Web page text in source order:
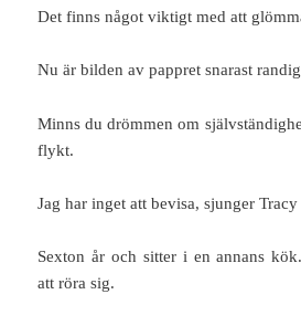
Det finns något viktigt med att
Nu är bilden av pappret snarast
Minns du drömmen om
flykt.
Jag har inget att bevisa, sjunger
Sexton år och sitter i en annans
att röra sig.